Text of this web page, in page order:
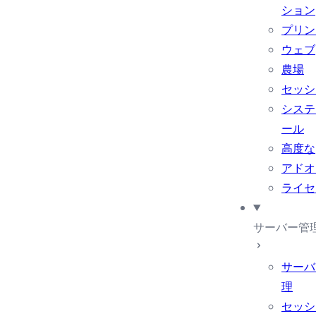
ション
プリ
ウェブ
農場
セッ
シス
ール
高度な
アド
ライ
サーバー管
サー
理
セッ